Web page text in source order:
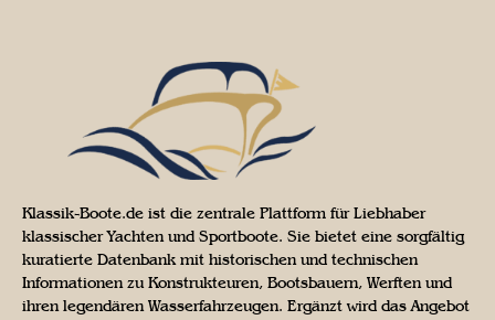
Klassik-Boote.de ist die zentrale Plattform für Liebhaber
klassischer Yachten und Sportboote. Sie bietet eine sorgfältig
kuratierte Datenbank mit historischen und technischen
Informationen zu Konstrukteuren, Bootsbauern, Werften und
ihren legendären Wasserfahrzeugen. Ergänzt wird das Angebot